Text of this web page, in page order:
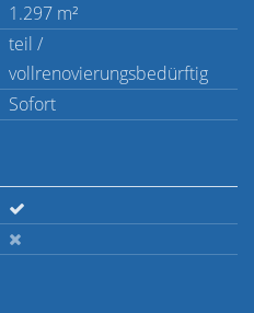
1.297 m²
teil /
vollrenovierungsbedürftig
Sofort